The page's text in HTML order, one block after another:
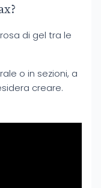
di gel tra le
o in sezioni, a
creare.